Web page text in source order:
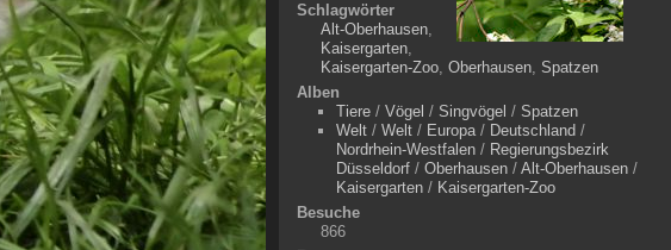
Schlagwörter
Alt-Oberhausen,
Kaisergarten,
Kaisergarten-Zoo, Oberhausen, Spatzen
Alben
Tiere/ Vögel / Singvögel / Spatzen
Welt/ Welt/ Europa/ Deutschland /
Nordrhein-Westfalen/ Regierungsbezirk
Düsseldorf/ Oberhausen/ Alt-Oberhausen/
Kaisergarten/ Kaisergarten-Zoo
Besuche
866